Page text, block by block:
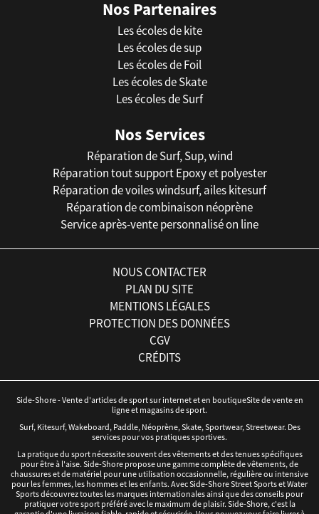
Nos Partenaires
Les écoles de kite
Les écoles de sup
Les écoles de Foil
Les écoles de Skate
Les écoles de Surf
Nos Services
Réparation de Surf, Sup, wind
Réparation tout support Epoxy et polyester
Réparation de voiles windsurf, ailes kitesurf
Réparation de combinaison néoprène
Service après-vente personnalisé on line
NOUS CONTACTER
PLAN DU SITE
MENTIONS LÉGALES
PROTECTION DES DONNÉES
CGV
CRÉDITS
Side-Shore - Vente d'articles de sport sur internet et en boutiqueSite de vente en
ligne et magasins de sport.
Surf, Kitesurf, Wakeboard, Paddle, Néoprène, Skate, Sportwear, Streetwear. Des
services pour vos pratiques sportives.
La pratique du sport nécessite souvent des vêtements et des tenues spécifiques
pour être à l'aise. Side-Shore propose une gamme complète de vêtements, de
chaussures et de matériel pour une utilisation occasionnelle, régulière ou intensive
pour les femmes, les hommes et les enfants. Avec Side-Shore Street Sports et Water
Sports découvrez toutes les marques internationales ainsi que des conseils pour
pratiquer votre sport préféré avec le maximum de plaisir. Side-Shore, c'est la